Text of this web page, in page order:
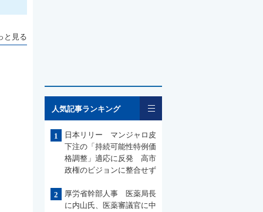
と見る
人気記事ランキング
1
日本リリー マンジャロ皮
下注の「持続可能性特例価
格調整」適応に反発 高市
政権のビジョンに整合せず
2
厚労省幹部人事 医薬局長
に内山氏、医薬審議官に中